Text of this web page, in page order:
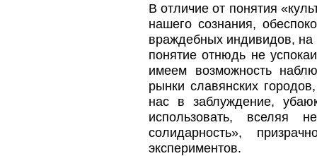
В отличие от понятия
нашего сознания,
враждебных индивидов,
понятие отнюдь не
имеем возможность
рынки славянских
нас в заблуждение,
использовать, вселяя
солидарность»,
экспериментов.